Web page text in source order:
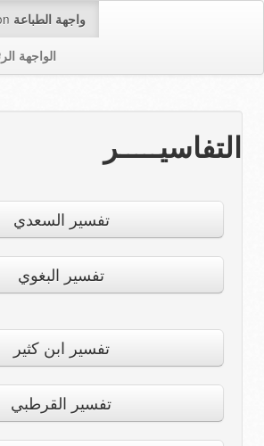
واجهة الطباعة
الواجهة
التفاسيـــــر
تفسير السعدي
تفسير البغوي
تفسير ابن كثير
تفسير القرطبي